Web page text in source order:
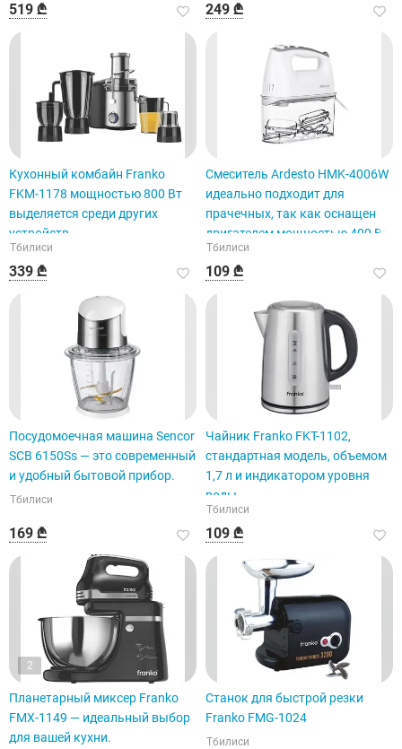
519 ₾ 249 ₾
Кухонный комбайн Franko
FKM-1178 мощностью 800 Вт
выделяется среди других
устройств.
Тбилиси
339 ₾
Смеситель Ardesto HMK-4006W
идеально подходит для
прачечных, так как оснащен
двигателем мощностью 400 Вт.
Тбилиси
109 ₾
Посудомоечная машина Sencor
SCB 6150Ss — это современный
и удобный бытовой прибор.
Тбилиси
169 ₾
Чайник Franko FKT-1102,
стандартная модель, объемом
1,7 л и индикатором уровня
воды.
Тбилиси
109 ₾
2
Планетарный миксер Franko
FMX-1149 — идеальный выбор
для вашей кухни.
Станок для быстрой резки
Franko FMG-1024
Тбилиси